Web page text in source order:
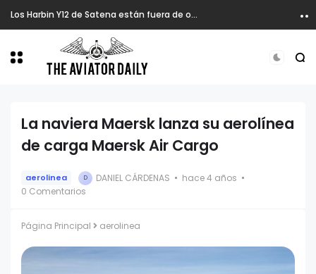
Los Harbin Y12 de Satena están fuera de operación.
La naviera Maersk lanza su aerolínea
de carga Maersk Air Cargo
aerolinea D DANIEL CÁRDENAS
hace 4 años
0 Comentarios
Página Principal aerolinea